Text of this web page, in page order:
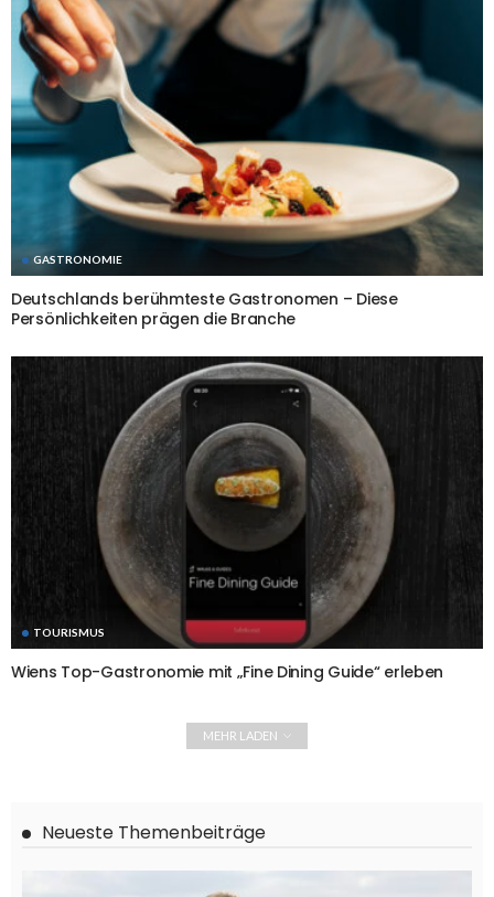
GASTRONOMIE
Deutschlands berühmteste Gastronomen – Diese
Persönlichkeiten prägen die Branche
TOURISMUS
Wiens Top-Gastronomie mit „Fine Dining Guide“ erleben
MEHR LADEN
Neueste Themenbeiträge